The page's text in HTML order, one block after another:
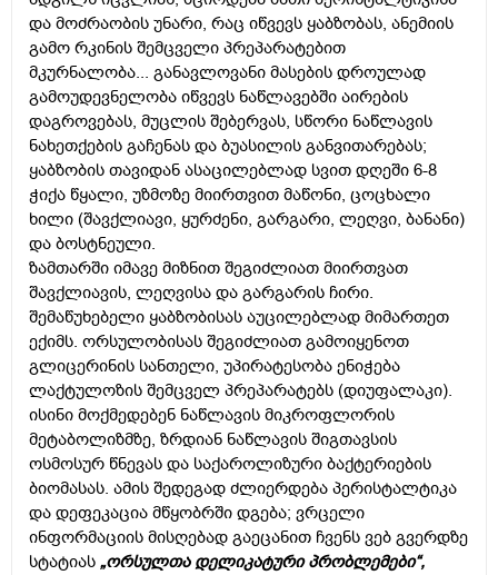
და მოძრაობის უნარი, რაც იწვევს ყაბზობას, ანემიის
გამო რკინის შემცველი პრეპარატებით
მკურნალობა... განავლოვანი მასების დროულად
გამოუდევნელობა იწვევს ნაწლავებში აირების
დაგროვებას, მუცლის შებერვას, სწორი ნაწლავის
ნახეთქების გაჩენას და ბუასილის განვითარებას;
ყაბზობის თავიდან ასაცილებლად სვით დღეში 6-8
ჭიქა წყალი, უზმოზე მიირთვით მაწონი, ცოცხალი
ხილი (შავქლიავი, ყურძენი, გარგარი, ლეღვი, ბანანი)
და ბოსტნეული.
ზამთარში იმავე მიზნით შეგიძლიათ მიირთვათ
შავქლიავის, ლეღვისა და გარგარის ჩირი.
შემაწუხებელი ყაბზობისას აუცილებლად მიმართეთ
ექიმს. ორსულობისას შეგიძლიათ გამოიყენოთ
გლიცერინის სანთელი, უპირატესობა ენიჭება
ლაქტულოზის შემცველ პრეპარატებს (დიუფალაკი).
ისინი მოქმედებენ ნაწლავის მიკროფლორის
მეტაბოლიზმზე, ზრდიან ნაწლავის შიგთავსის
ოსმოსურ წნევას და საქაროლიზური ბაქტერიების
ბიომასას. ამის შედეგად ძლიერდება პერისტალტიკა
და დეფეკაცია მწყობრში დგება; ვრცელი
ინფორმაციის მისღებად გაეცანით ჩვენს ვებ გვერდზე
სტატიას „ორსულთა დელიკატური პრობლემები“,